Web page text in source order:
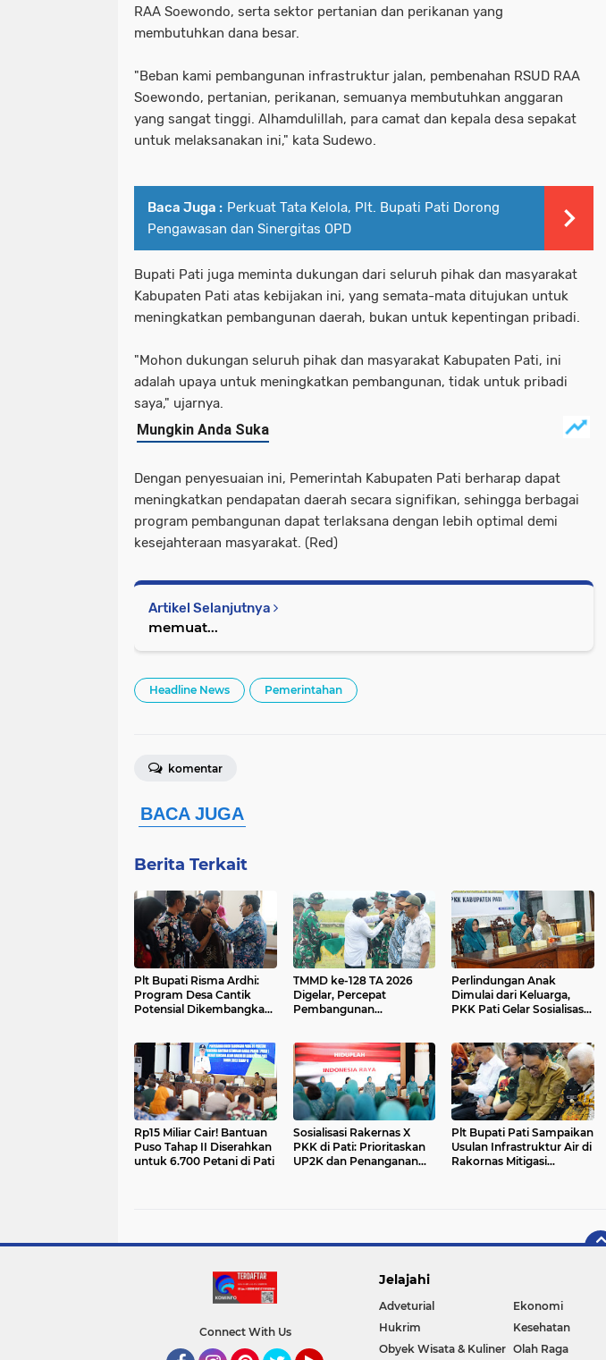
RAA Soewondo, serta sektor pertanian dan perikanan yang
membutuhkan dana besar.
"Beban kami pembangunan infrastruktur jalan, pembenahan RSUD RAA
Soewondo, pertanian, perikanan, semuanya membutuhkan anggaran
yang sangat tinggi. Alhamdulillah, para camat dan kepala desa sepakat
untuk melaksanakan ini," kata Sudewo.
Baca Juga : Perkuat Tata Kelola, Plt. Bupati Pati Dorong
Pengawasan dan Sinergitas OPD
Bupati Pati juga meminta dukungan dari seluruh pihak dan masyarakat
Kabupaten Pati atas kebijakan ini, yang semata-mata ditujukan untuk
meningkatkan pembangunan daerah, bukan untuk kepentingan pribadi.
"Mohon dukungan seluruh pihak dan masyarakat Kabupaten Pati, ini
adalah upaya untuk meningkatkan pembangunan, tidak untuk pribadi
saya," ujarnya.
Dengan penyesuaian ini, Pemerintah Kabupaten Pati berharap dapat
meningkatkan pendapatan daerah secara signifikan, sehingga berbagai
program pembangunan dapat terlaksana dengan lebih optimal demi
kesejahteraan masyarakat. (Red)
Artikel Selanjutnya
memuat...
Headline News Pemerintahan
komentar
Berita Terkait
Plt Bupati Risma Ardhi:
Program Desa Cantik
Potensial Dikembangkan
TMMD ke-128 TA 2026
Digelar, Percepat
Pembangunan
Perlindungan Anak
Dimulai dari Keluarga,
PKK Pati Gelar Sosialisasi
Rp15 Miliar Cair! Bantuan
Puso Tahap II Diserahkan
untuk 6.700 Petani di Pati
Sosialisasi Rakernas X
PKK di Pati: Prioritaskan
UP2K dan Penanganan
Plt Bupati Pati Sampaikan
Usulan Infrastruktur Air di
Rakornas Mitigasi
Connect With Us
Jelajahi
Adveturial Ekonomi
Hukrim
Kesehatan
Obyek Wisata & Kuliner Olah Raga